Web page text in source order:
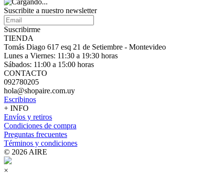
Suscribite a nuestro newsletter
Suscribirme
TIENDA
Tomás Diago 617 esq 21 de Setiembre - Montevideo
Lunes a Viernes: 11:30 a 19:30 horas
Sábados: 11:00 a 15:00 horas
CONTACTO
092780205
hola@shopaire.com.uy
Escribinos
+ INFO
Envíos y retiros
Condiciones de compra
Preguntas frecuentes
Términos y condiciones
© 2026 AIRE
×